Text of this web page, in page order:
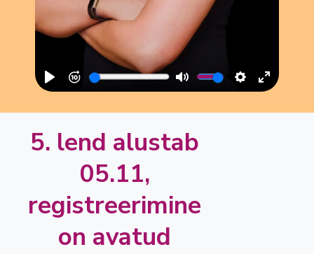
5. lend alustab
05.11,
registreerimine
on avatud